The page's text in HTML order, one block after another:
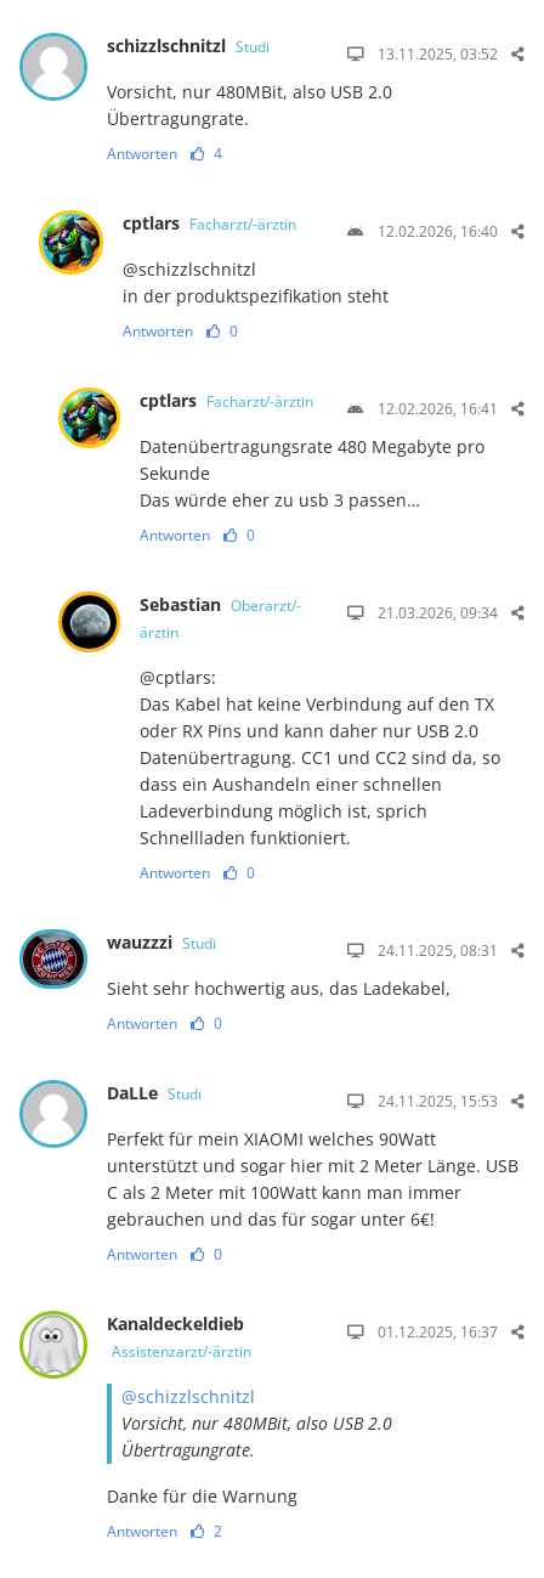
schizzlschnitzl Studi 13.11.2025, 03:52
Vorsicht, nur 480MBit, also USB 2.0
Übertragungrate.
Antworten 4
cptlars Facharzt/-ärztin 12.02.2026, 16:40
@s​c​h​i​z​z​l​s​c​h​n​i​t​z​l​
in der produktspezifikation steht
Antworten 0
cptlars Facharzt/-ärztin 12.02.2026, 16:41
Datenübertragungsrate 480 Megabyte pro
Sekunde
Das würde eher zu usb 3 passen…
Antworten 0
Sebastian Oberarzt/-
ärztin
21.03.2026, 09:34
@cptlars:
Das Kabel hat keine Verbindung auf den TX
oder RX Pins und kann daher nur USB 2.0
Datenübertragung. CC1 und CC2 sind da, so
dass ein Aushandeln einer schnellen
Ladeverbindung möglich ist, sprich
Schnellladen funktioniert.
Antworten 0
wauzzzi Studi 24.11.2025, 08:31
Sieht sehr hochwertig aus, das Ladekabel,
Antworten 0
DaLLe Studi 24.11.2025, 15:53
Perfekt für mein XIAOMI welches 90Watt
unterstützt und sogar hier mit 2 Meter Länge. USB
C als 2 Meter mit 100Watt kann man immer
gebrauchen und das für sogar unter 6€!
Antworten 0
Kanaldeckeldieb
Assistenzarzt/-ärztin
01.12.2025, 16:37
@schizzlschnitzl
Vorsicht, nur 480MBit, also USB 2.0
Übertragungrate.
Danke für die Warnung
Antworten 2